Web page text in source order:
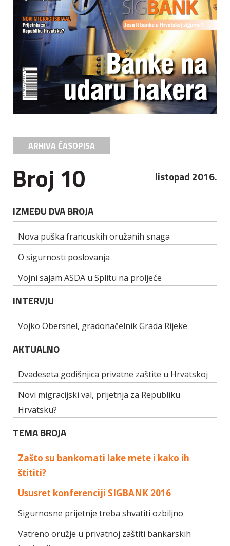
ARHIVA ČASOPISA
Broj 10 listopad 2016.
IZMEĐU DVA BROJA
Nova puška francuskih oružanih snaga
O sigurnosti poslovanja
Vojni sajam ASDA u Splitu na proljeće
INTERVJU
Vojko Obersnel, gradonačelnik Grada Rijeke
AKTUALNO
Dvadeseta godišnjica privatne zaštite u Hrvatskoj
Novi migracijski val, prijetnja za Republiku
Hrvatsku?
TEMA BROJA
Zašto su bankomati lake mete i kako ih
štititi?
Ususret konferenciji SIGBANK 2016
Sigurnosne prijetnje treba shvatiti ozbiljno
Vatreno oružje u privatnoj zaštiti bankarskih